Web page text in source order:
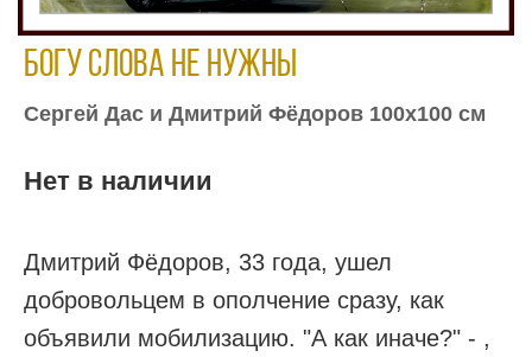
Богу слова не нужны
Сергей Дас и Дмитрий Фёдоров 100х100 см
Нет в наличии
Дмитрий Фёдоров, 33 года, ушел
добровольцем в ополчение сразу, как
объявили мобилизацию. "А как иначе?" - ,